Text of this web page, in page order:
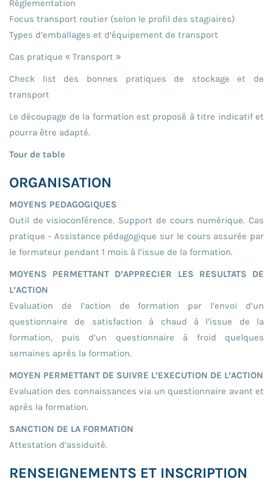
Réglementation
Focus transport routier (selon le profil des stagiaires)
Types d’emballages et d’équipement de transport
Cas pratique « Transport »
Check list des bonnes pratiques de stockage et de
transport
Le découpage de la formation est proposé à titre indicatif et
pourra être adapté.
Tour de table
ORGANISATION
MOYENS PEDAGOGIQUES
Outil de visioconférence. Support de cours numérique. Cas
pratique - Assistance pédagogique sur le cours assurée par
le formateur pendant 1 mois à l’issue de la formation.
MOYENS PERMETTANT D’APPRECIER LES RESULTATS DE
L’ACTION
Evaluation de l’action de formation par l’envoi d’un
questionnaire de satisfaction à chaud à l’issue de la
formation, puis d’un questionnaire à froid quelques
semaines après la formation.
MOYEN PERMETTANT DE SUIVRE L’EXECUTION DE L’ACTION
Evaluation des connaissances via un questionnaire avant et
après la formation.
SANCTION DE LA FORMATION
Attestation d’assiduité.
RENSEIGNEMENTS ET INSCRIPTION